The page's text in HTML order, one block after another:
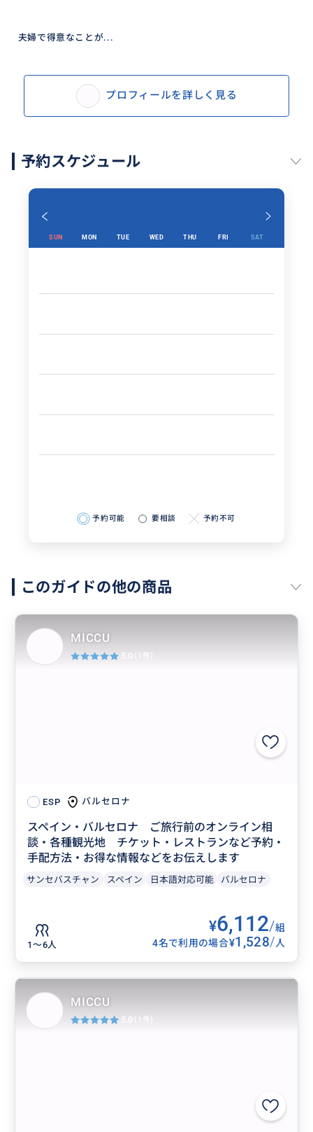
夫婦で得意なことが...
プロフィールを詳しく見る
予約スケジュール
SUN MON TUE WED THU FRI SAT
予約可能 要相談 予約不可
このガイドの他の商品
ESP バルセロナ
スペイン・バルセロナ ご旅行前のオンライン相
談・各種観光地 チケット・レストランなど予約・
手配方法・お得な情報などをお伝えします
サンセバスチャン スペイン 日本語対応可能 バルセロナ
1〜6人
¥6,112/組
4名で利用の場合¥1,528/人
MICCU
5.0 (1件)
MICCU
5.0 (1件)